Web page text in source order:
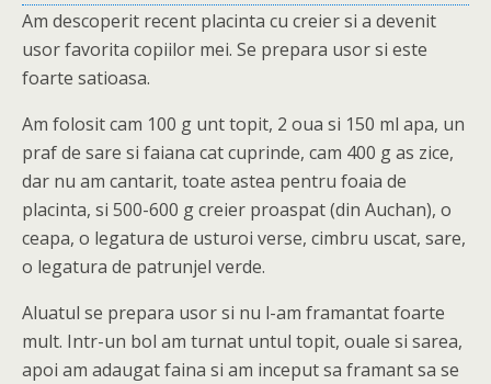
Am descoperit recent placinta cu creier si a devenit
usor favorita copiilor mei. Se prepara usor si este
foarte satioasa.
Am folosit cam 100 g unt topit, 2 oua si 150 ml apa, un
praf de sare si faiana cat cuprinde, cam 400 g as zice,
dar nu am cantarit, toate astea pentru foaia de
placinta, si 500-600 g creier proaspat (din Auchan), o
ceapa, o legatura de usturoi verse, cimbru uscat, sare,
o legatura de patrunjel verde.
Aluatul se prepara usor si nu l-am framantat foarte
mult. Intr-un bol am turnat untul topit, ouale si sarea,
apoi am adaugat faina si am inceput sa framant sa se